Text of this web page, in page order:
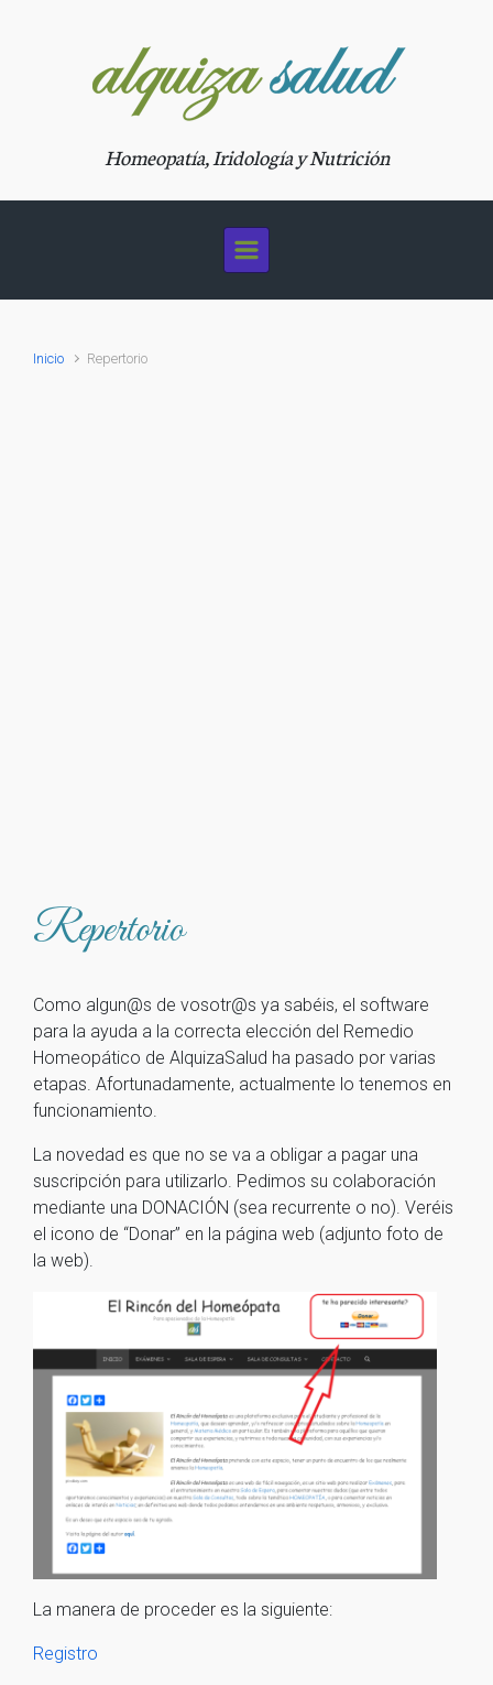
Homeopatía, Iridología y Nutrición
Inicio Repertorio
Repertorio
Como algun@s de vosotr@s ya sabéis, el software
para la ayuda a la correcta elección del Remedio
Homeopático de AlquizaSalud ha pasado por varias
etapas. Afortunadamente, actualmente lo tenemos en
funcionamiento.
La novedad es que no se va a obligar a pagar una
suscripción para utilizarlo. Pedimos su colaboración
mediante una DONACIÓN (sea recurrente o no). Veréis
el icono de “Donar” en la página web (adjunto foto de
la web).
La manera de proceder es la siguiente:
Registro